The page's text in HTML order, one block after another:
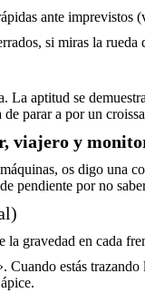
ante imprevistos
si miras la rueda
aptitud se
parar a por un
viajero y
os digo una
pendiente por no
la gravedad en cada
Cuando estás